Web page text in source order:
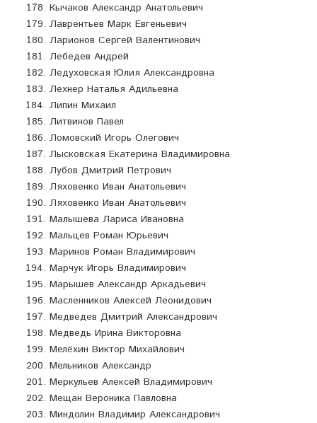
Кычаков Александр Анатольевич
Лаврентьев Марк Евгеньевич
Ларионов Сергей Валентинович
Лебедев Андрей
Ледуховская Юлия Александровна
Лехнер Наталья Адильевна
Липин Михаил
Литвинов Павел
Ломовский Игорь Олегович
Лысковская Екатерина Владимировна
Лубов Дмитрий Петрович
Ляховенко Иван Анатольевич
Ляховенко Иван Анатольевич
Малышева Лариса Ивановна
Мальцев Роман Юрьевич
Маринов Роман Владимирович
Марчук Игорь Владимирович
Марышев Александр Аркадьевич
Масленников Алексей Леонидович
Медведев Дмитрий Александрович
Медведь Ирина Викторовна
Мелёхин Виктор Михайлович
Мельников Александр
Меркульев Алексей Владимирович
Мещан Вероника Павловна
Миндолин Владимир Александрович